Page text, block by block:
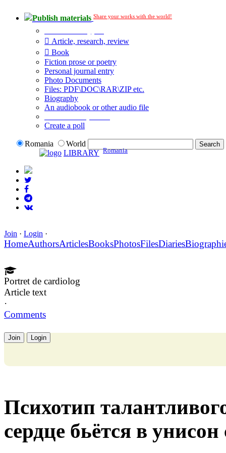
Publish materials Share your works with the world!
Article, research, review
Book
Fiction prose or poetry
Personal journal entry
Photo Documents
Files: PDF\DOC\RAR\ZIP etc.
Biography
An audiobook or other audio file
Create a poll
Romania
World
LIBRARY Romania
Join · Login ·
HomeAuthorsArticlesBooksPhotosFilesDiaries
Portret de cardiolog
Article text
·
Comments
Join Login
Психотип
сердце бьётся в